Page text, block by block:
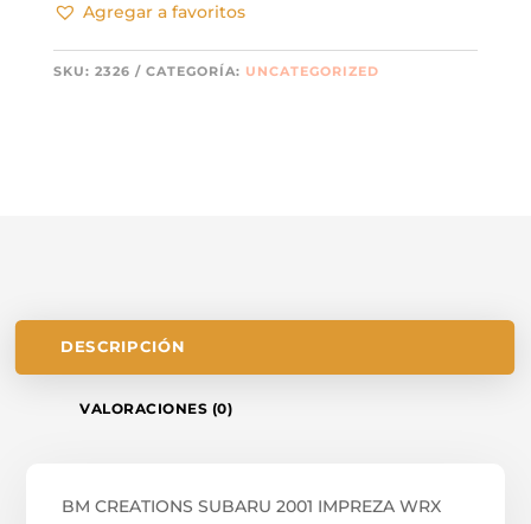
Agregar a favoritos
SKU: 2326 CATEGORÍA: UNCATEGORIZED
DESCRIPCIÓN
VALORACIONES (0)
BM CREATIONS SUBARU 2001 IMPREZA WRX